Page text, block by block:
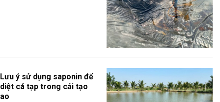
Lưu ý sử dụng saponin để
diệt cá tạp trong cải tạo
ao